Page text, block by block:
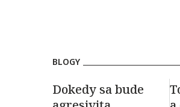
BLOGY